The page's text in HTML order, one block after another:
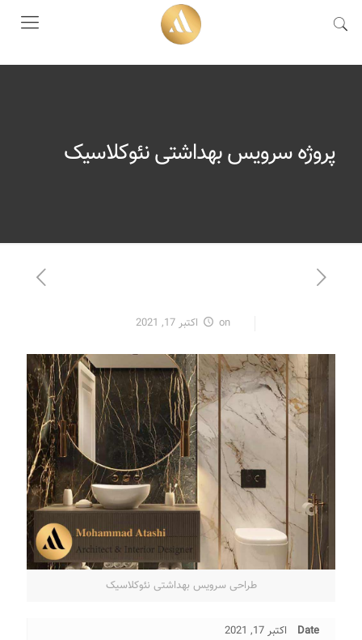
پروژه سرویس بهداشتی نئوکلاسیک
on اکتبر 17, 2021
طراحی سرویس بهداشتی نئوکلاسیک
Date اکتبر 17, 2021